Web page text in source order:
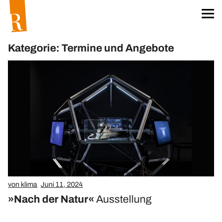
Startseite
Für unser Klima
Worum geht’s?
Projekt »unser Klima«
Klima-Aktionskarten
Klima-Workshops
Klima-Exkursionen
Heftreihe »unser Klima«
Hefte bestellen
Materialien
Kategorie: Termine und Angebote
von klima Juni 11, 2024
»Nach der Natur«Ausstellung